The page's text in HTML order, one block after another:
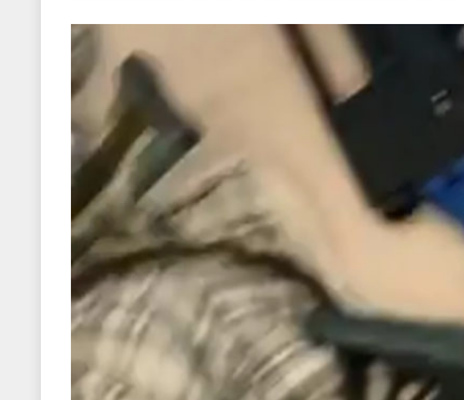
[ 2025.09.02 17:27 ] Tri
[ 2025.08.30 15:28 ] Ubistvo
[ 2018.12.09 09:30 ] Banjalučki